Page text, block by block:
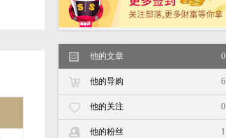
0
他的文章
6
他的导购
0
他的关注
1
他的粉丝